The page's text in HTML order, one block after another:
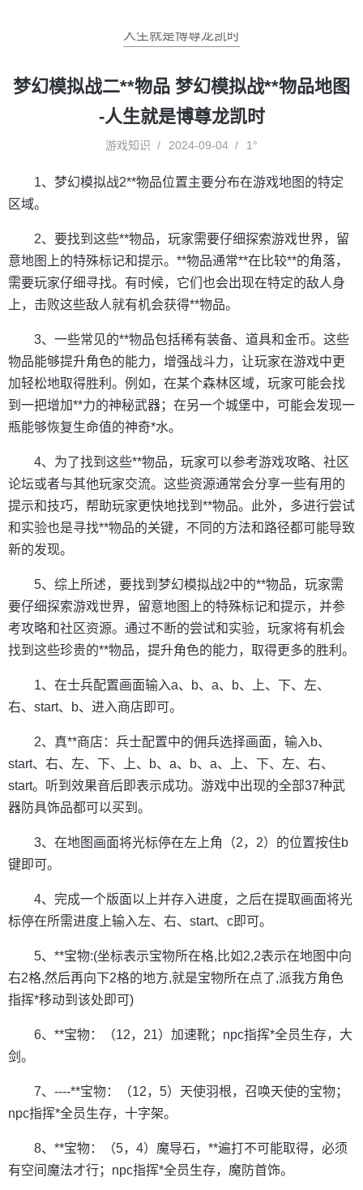
人生就是博尊龙凯时
梦幻模拟战二**物品 梦幻模拟战**物品地图
-人生就是博尊龙凯时
游戏知识 2024-09-04 1°
1、梦幻模拟战2**物品位置主要分布在游戏地图的特定
区域。
2、要找到这些**物品，玩家需要仔细探索游戏世界，留
意地图上的特殊标记和提示。**物品通常**在比较**的角落，
需要玩家仔细寻找。有时候，它们也会出现在特定的敌人身
上，击败这些敌人就有机会获得**物品。
3、一些常见的**物品包括稀有装备、道具和金币。这些
物品能够提升角色的能力，增强战斗力，让玩家在游戏中更
加轻松地取得胜利。例如，在某个森林区域，玩家可能会找
到一把增加**力的神秘武器；在另一个城堡中，可能会发现一
瓶能够恢复生命值的神奇*水。
4、为了找到这些**物品，玩家可以参考游戏攻略、社区
论坛或者与其他玩家交流。这些资源通常会分享一些有用的
提示和技巧，帮助玩家更快地找到**物品。此外，多进行尝试
和实验也是寻找**物品的关键，不同的方法和路径都可能导致
新的发现。
5、综上所述，要找到梦幻模拟战2中的**物品，玩家需
要仔细探索游戏世界，留意地图上的特殊标记和提示，并参
考攻略和社区资源。通过不断的尝试和实验，玩家将有机会
找到这些珍贵的**物品，提升角色的能力，取得更多的胜利。
1、在士兵配置画面输入a、b、a、b、上、下、左、
右、start、b、进入商店即可。
2、真**商店：兵士配置中的佣兵选择画面，输入b、
start、右、左、下、上、b、a、b、a、上、下、左、右、
start。听到效果音后即表示成功。游戏中出现的全部37种武
器防具饰品都可以买到。
3、在地图画面将光标停在左上角（2，2）的位置按住b
键即可。
4、完成一个版面以上并存入进度，之后在提取画面将光
标停在所需进度上输入左、右、start、c即可。
5、**宝物:(坐标表示宝物所在格,比如2,2表示在地图中向
右2格,然后再向下2格的地方,就是宝物所在点了,派我方角色
指挥*移动到该处即可)
6、**宝物：（12，21）加速靴；npc指挥*全员生存，大
剑。
7、----**宝物：（12，5）天使羽根，召唤天使的宝物；
npc指挥*全员生存，十字架。
8、**宝物：（5，4）魔导石，**遍打不可能取得，必须
有空间魔法才行；npc指挥*全员生存，魔防首饰。